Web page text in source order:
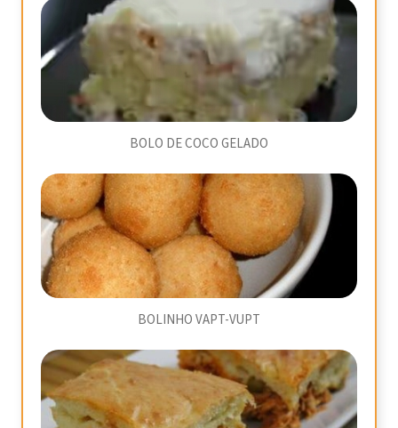
BOLO DE COCO GELADO
BOLINHO VAPT-VUPT